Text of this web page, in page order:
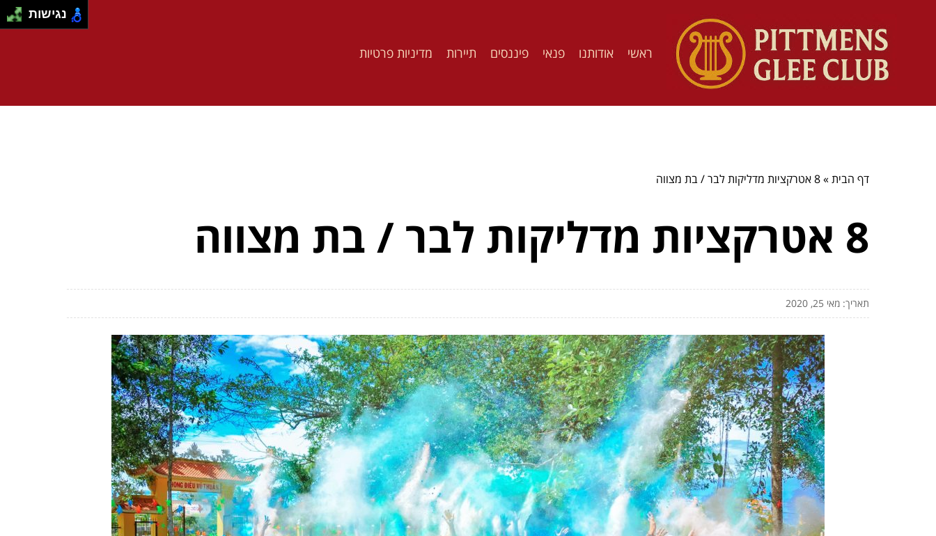
ראשי אודותנו פנאי פיננסים תיירות מדיניות פרטיות
דף הבית»8 אטרקציות מדליקות לבר / בת מצווה
8 אטרקציות מדליקות לבר / בת מצווה
תאריך: מאי 25, 2020
נגישות